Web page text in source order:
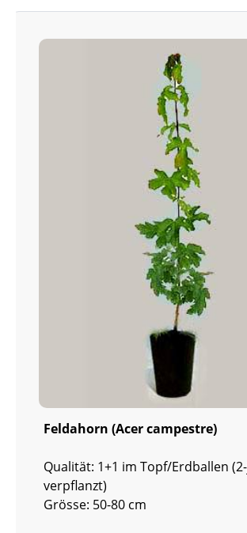
Feldahorn (Acer campestre)
Qualität: 1+1 im Topf/Erdballen
verpflanzt)
Grösse: 50-80 cm